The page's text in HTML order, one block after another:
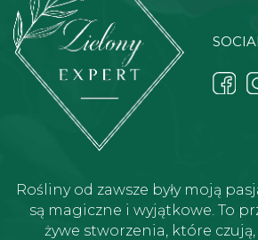
Rośliny od zawsze były moją
są magiczne i wyjątkowe. To
żywe stworzenia, które czują,